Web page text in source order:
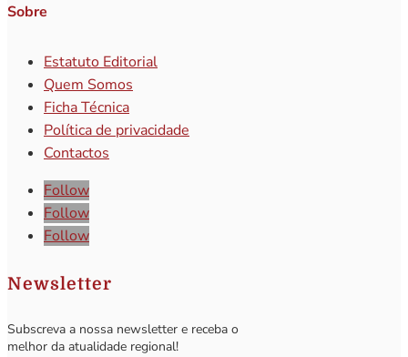
Sobre
Estatuto Editorial
Quem Somos
Ficha Técnica
Política de privacidade
Contactos
Follow
Follow
Follow
Newsletter
Subscreva a nossa newsletter e receba o
melhor da atualidade regional!